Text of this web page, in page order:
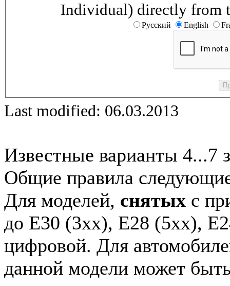
Individual) directly from
Русский English
Last modified: 06.03.2013
Известные варианты 4...7
Общие правила
Для моделей, снятых с
до E30 (3xx), E28 (5xx),
цифровой. Для
данной модели может